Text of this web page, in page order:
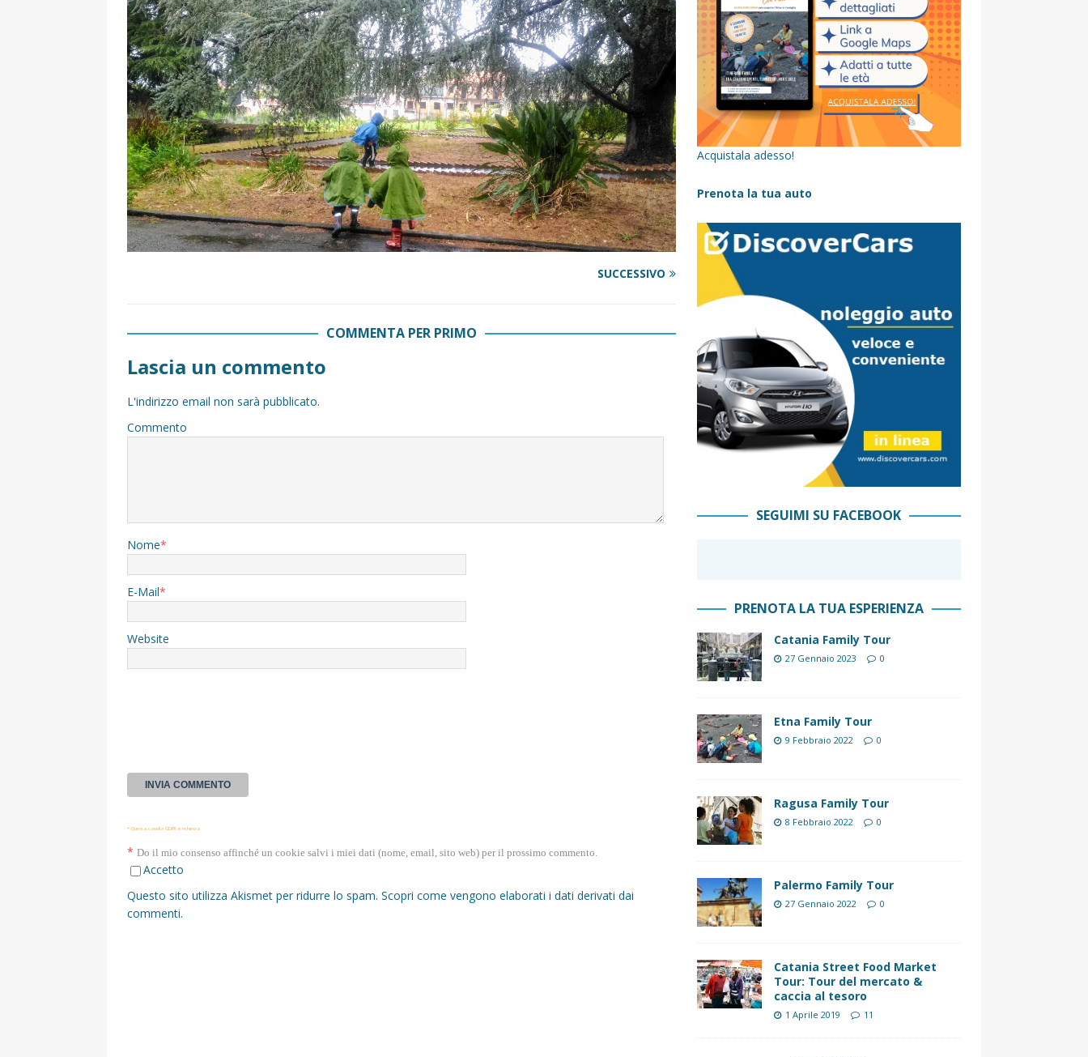
[ 17 Dicembre 2025 ] Organizzare un viaggio in Sicilia con i bambini (senza stress)
CONSIGLI
UTILI
[ 14 Settembre 2025 ] Rifugi e Bivacchi sull’Etna: Guida Completa per Famiglie
SENTIERI,
PARCHI NATURALI E AREE PICNIC
[ 2 Aprile 2025 ] Escursioni in Sicilia con bambini: itinerari imperdibili (+ consigli utili)- Parte 1
VIAGGI IN SICILIA
[ 17 Settembre 2023 ] Vendemmia con i bambini in Sicilia, dove andare?
FATTORIE
DIDATTICHE
[ 19 Gennaio 2023 ] Visitare la Fiumara d’Arte con i bambini, quando la natura incontra l’arte
SUCCESSIVO
COMMENTA PER PRIMO
Lascia un commento
L'indirizzo email non sarà pubblicato.
Commento
Nome*
E-Mail*
Website
* Questa casella GDPR è richiesta
* Do il mio consenso affinché un cookie salvi i miei dati (nome, email, sito web) per il prossimo commento.
Accetto
Questo sito utilizza Akismet per ridurre lo spam. Scopri come vengono elaborati i dati derivati dai
commenti.
Acquistala adesso!
Prenota la tua auto
SEGUIMI SU FACEBOOK
PRENOTA LA TUA ESPERIENZA
Catania Family Tour
27 Gennaio 2023 0
Etna Family Tour
9 Febbraio 2022 0
Ragusa Family Tour
8 Febbraio 2022 0
Palermo Family Tour
27 Gennaio 2022 0
Catania Street Food Market
Tour: Tour del mercato &
caccia al tesoro
1 Aprile 2019 11